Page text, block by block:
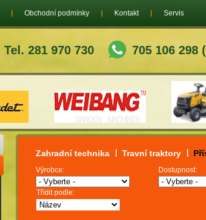
Tel. 281 970 730 705 106 298
Obchodní podmínky Kontakt Servis
Zahradní technika Travní traktory
Výrobce: Dostupnost:
Třídit podle: